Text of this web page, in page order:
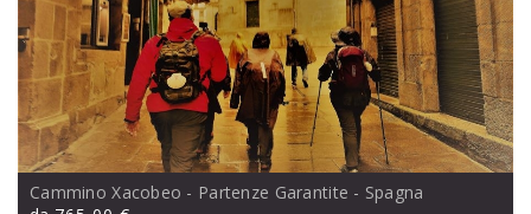
Cammino Xacobeo - Partenze Garantite - Spagna